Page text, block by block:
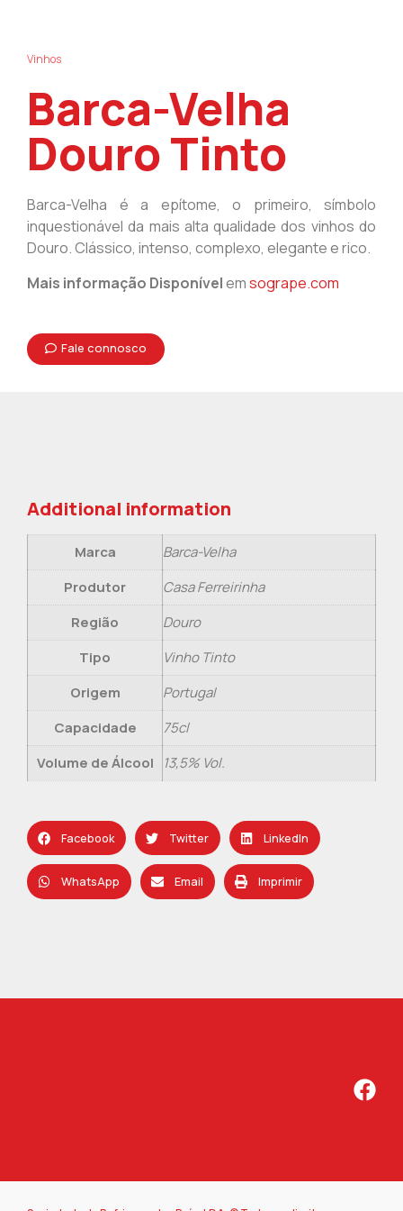
Vinhos
Barca-Velha
Douro Tinto
Barca-Velha é a epítome, o primeiro, símbolo
inquestionável da mais alta qualidade dos vinhos do
Douro. Clássico, intenso, complexo, elegante e rico.
Mais informação Disponívelemsogrape.com
Fale connosco
Additional information
Marca
Barca-Velha
Produtor
Casa Ferreirinha
Região
Douro
Tipo
Vinho Tinto
Origem
Portugal
Capacidade
75cl
Volume de Álcool
13,5% Vol.
Facebook Twitter LinkedIn
WhatsApp Email Imprimir